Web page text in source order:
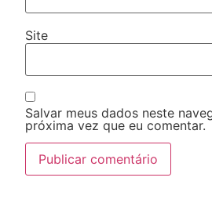
Site
Salvar meus dados neste
próxima vez que eu comentar.